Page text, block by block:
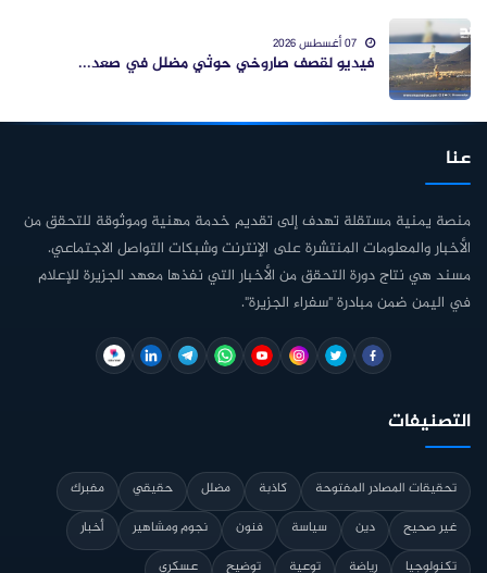
فيديو لقصف صاروخي حوثي مضلل في صعد...
عنا
منصة يمنية مستقلة تهدف إلى تقديم خدمة مهنية وموثوقة للتحقق من
الأخبار والمعلومات المنتشرة على الإنترنت وشبكات التواصل الاجتماعي.
مسند هي نتاج دورة التحقق من الأخبار التي نفذها معهد الجزيرة للإعلام
في اليمن ضمن مبادرة "سفراء الجزيرة".
التصنيفات
تحقيقات المصادر المفتوحة كاذبة مضلل حقيقي
مفبرك
غير صحيح
دين سياسة فنون نجوم ومشاهير
أخبار
تكنولوجيا
رياضة توعية توضيح
عسكري